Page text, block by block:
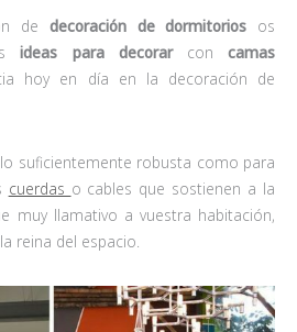
de decoración de dormitorios os
ideas para decorar concamas
hoy en día en la decoración de
suficientemente robusta como para
cuerdas o cables que sostienen a la
muy llamativo a vuestra habitación,
reina del espacio.